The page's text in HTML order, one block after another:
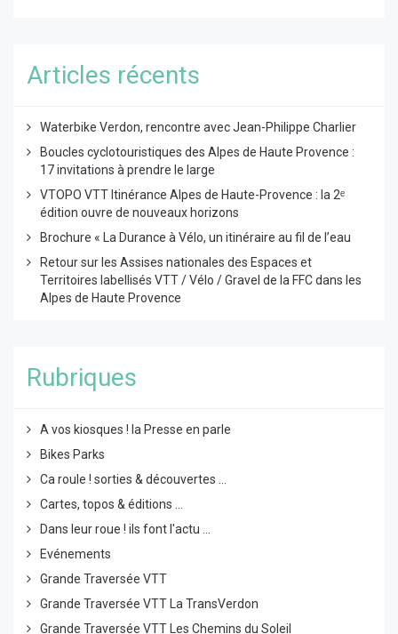
Articles récents
Waterbike Verdon, rencontre avec Jean-Philippe Charlier
Boucles cyclotouristiques des Alpes de Haute Provence :
17 invitations à prendre le large
VTOPO VTT Itinérance Alpes de Haute-Provence : la 2ᵉ
édition ouvre de nouveaux horizons
Brochure « La Durance à Vélo, un itinéraire au fil de l’eau
Retour sur les Assises nationales des Espaces et
Territoires labellisés VTT / Vélo / Gravel de la FFC dans les
Alpes de Haute Provence
Rubriques
A vos kiosques ! la Presse en parle
Bikes Parks
Ca roule ! sorties & découvertes ...
Cartes, topos & éditions ...
Dans leur roue ! ils font l'actu ...
Evénements
Grande Traversée VTT
Grande Traversée VTT La TransVerdon
Grande Traversée VTT Les Chemins du Soleil